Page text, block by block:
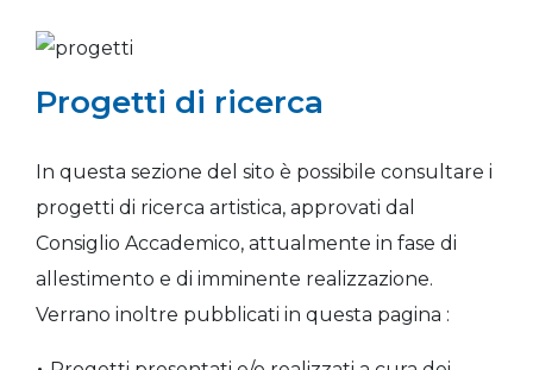
Progetti di ricerca
In questa sezione del sito è possibile consultare i
progetti di ricerca artistica, approvati dal
Consiglio Accademico, attualmente in fase di
allestimento e di imminente realizzazione.
Verrano inoltre pubblicati in questa pagina :